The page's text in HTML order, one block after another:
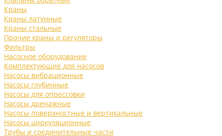
Краны
Краны латунные
Краны стальные
Прочие краны и регуляторы
Фильтры
Насосное оборудование
Комплектующие для насосов
Насосы вибрационные
Насосы глубинные
Насосы для опрессовки
Насосы дренажные
Насосы поверхностные и вертикальные
Насосы циркуляционные
Трубы и соединительные части